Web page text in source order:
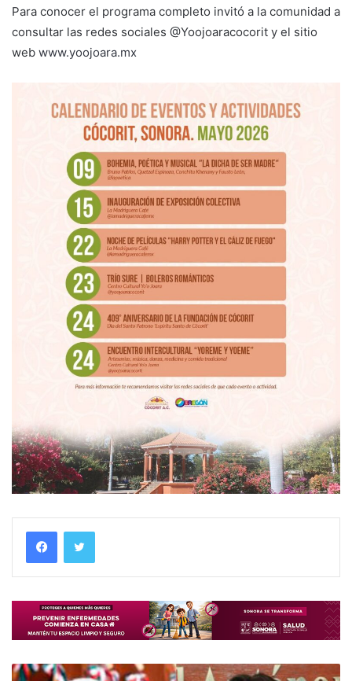
Para conocer el programa completo invitó a la comunidad a
consultar las redes sociales @Yoojoaracocorit y el sitio
web www.yoojoara.mx